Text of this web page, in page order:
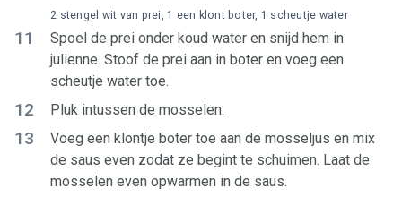
11
Spoel de prei onder koud water en snijd hem in
julienne. Stoof de prei aan in boter en voeg een
scheutje water toe.
2 stengel wit van prei, 1 een klont boter, 1 scheutje water
12 Pluk intussen de mosselen.
13
Voeg een klontje boter toe aan de mosseljus en mix
de saus even zodat ze begint te schuimen. Laat de
mosselen even opwarmen in de saus.